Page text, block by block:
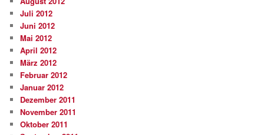
Juli 2012
Juni 2012
Mai 2012
April 2012
März 2012
Februar 2012
Januar 2012
Dezember 2011
November 2011
Oktober 2011